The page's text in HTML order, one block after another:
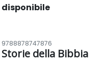
disponibile
9788878747876
Storie della Bibbia